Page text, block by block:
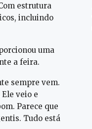
estrutura
incluindo
uma
a feira.
sempre vem.
veio e
Parece que
Tudo está